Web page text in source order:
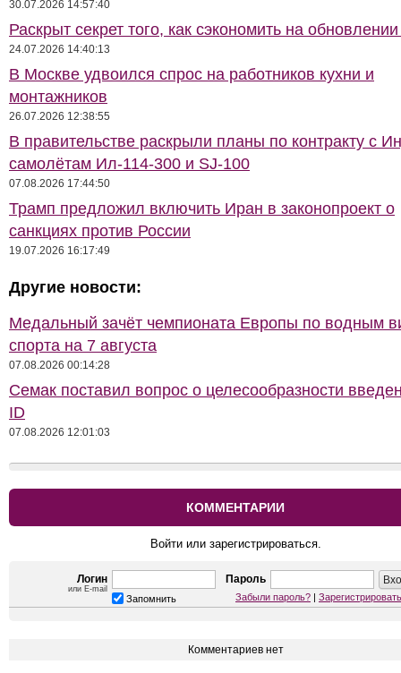
30.07.2026 14:57:40
Раскрыт секрет того, как сэкономить на
24.07.2026 14:40:13
В Москве удвоился спрос на работников кухни и
монтажников
26.07.2026 12:38:55
В правительстве раскрыли планы по контракту с
самолётам Ил-114-300 и SJ-100
07.08.2026 17:44:50
Трамп предложил включить Иран в законопроект о
санкциях против России
19.07.2026 16:17:49
Другие новости:
Медальный зачёт чемпионата Европы по водным
спорта на 7 августа
07.08.2026 00:14:28
Семак поставил вопрос о целесообразности
ID
07.08.2026 12:01:03
КОММЕНТАРИИ
Войти или зарегистрироваться.
Логин
или E-mail
Пароль
Запомнить Забыли пароль? |
Комментариев нет